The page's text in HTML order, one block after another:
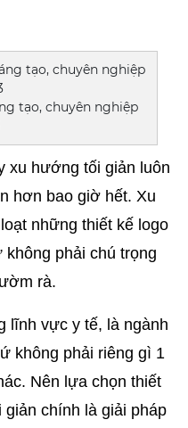
tạo, chuyên nghiệp
xu hướng tối giản luôn
hơn bao giờ hết. Xu
những thiết kế logo
phải chú trọng
rà.
lĩnh vực y tế, là ngành
không phải riêng gì 1
Nên lựa chọn thiết
giản chính là giải pháp